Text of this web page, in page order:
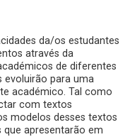
da/os estudantes
através da
de diferentes
evoluirão para uma
académico. Tal como
com textos
modelos desses textos
apresentarão em